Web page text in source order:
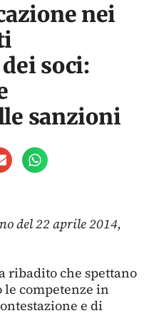
nei
dei soci:
sanzioni
del 22 aprile 2014,
ribadito che spettano
le competenze in
e di